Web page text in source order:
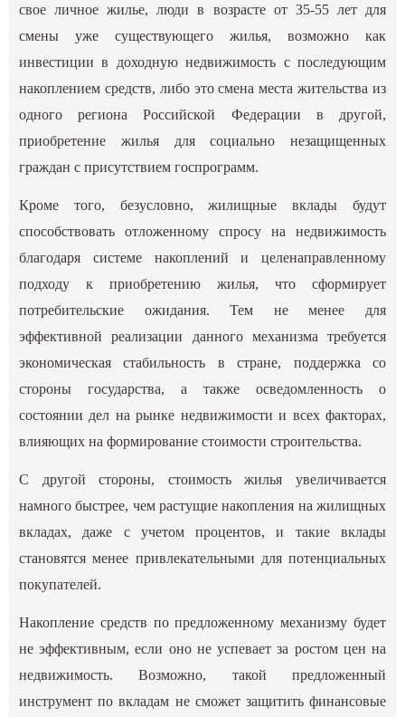
свое личное жилье, люди в возрасте от 35-55 лет для
смены уже существующего жилья, возможно как
инвестиции в доходную недвижимость с последующим
накоплением средств, либо это смена места жительства из
одного региона Российской Федерации в другой,
приобретение жилья для социально незащищенных
граждан с присутствием госпрограмм.
Кроме того, безусловно, жилищные вклады будут
способствовать отложенному спросу на недвижимость
благодаря системе накоплений и целенаправленному
подходу к приобретению жилья, что сформирует
потребительские ожидания. Тем не менее для
эффективной реализации данного механизма требуется
экономическая стабильность в стране, поддержка со
стороны государства, а также осведомленность о
состоянии дел на рынке недвижимости и всех факторах,
влияющих на формирование стоимости строительства.
С другой стороны, стоимость жилья увеличивается
намного быстрее, чем растущие накопления на жилищных
вкладах, даже с учетом процентов, и такие вклады
становятся менее привлекательными для потенциальных
покупателей.
Накопление средств по предложенному механизму будет
не эффективным, если оно не успевает за ростом цен на
недвижимость. Возможно, такой предложенный
инструмент по вкладам не сможет защитить финансовые